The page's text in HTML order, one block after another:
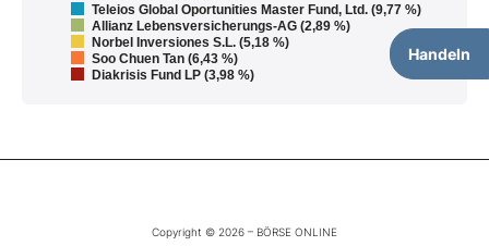
Handeln
Teleios Global Oportunities Master Fund, Ltd. (9,77 %)
Allianz Lebensversicherungs-AG (2,89 %)
Norbel Inversiones S.L. (5,18 %)
Soo Chuen Tan (6,43 %)
Diakrisis Fund LP (3,98 %)
Copyright © 2026 – BÖRSE ONLINE